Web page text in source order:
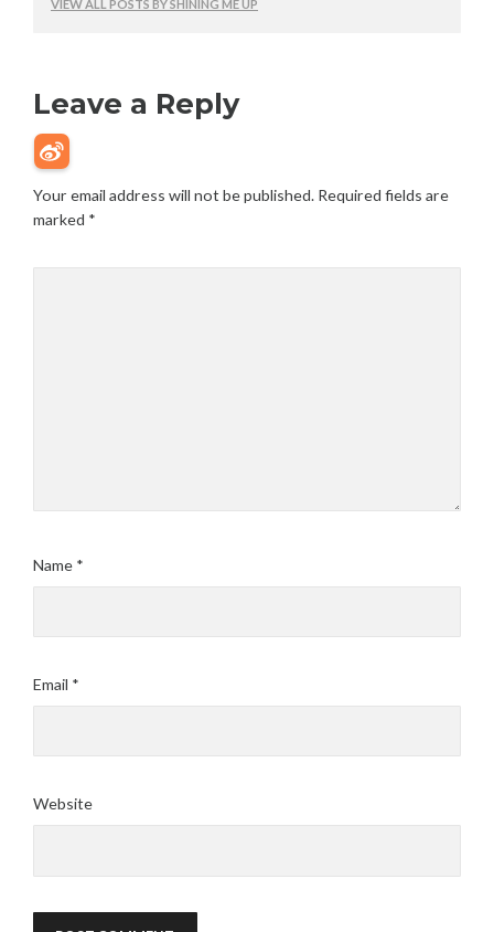
VIEW ALL POSTS BY SHINING ME UP
Leave a Reply
Your email address will not be published. Required fields are
marked *
Name *
Email *
Website